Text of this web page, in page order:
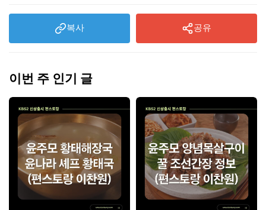
복사 공유
이번 주 인기 글